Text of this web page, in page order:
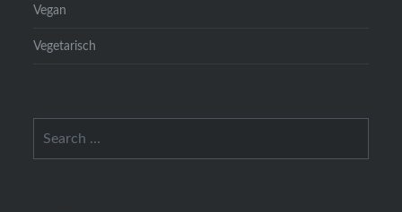
Vegan
Vegetarisch